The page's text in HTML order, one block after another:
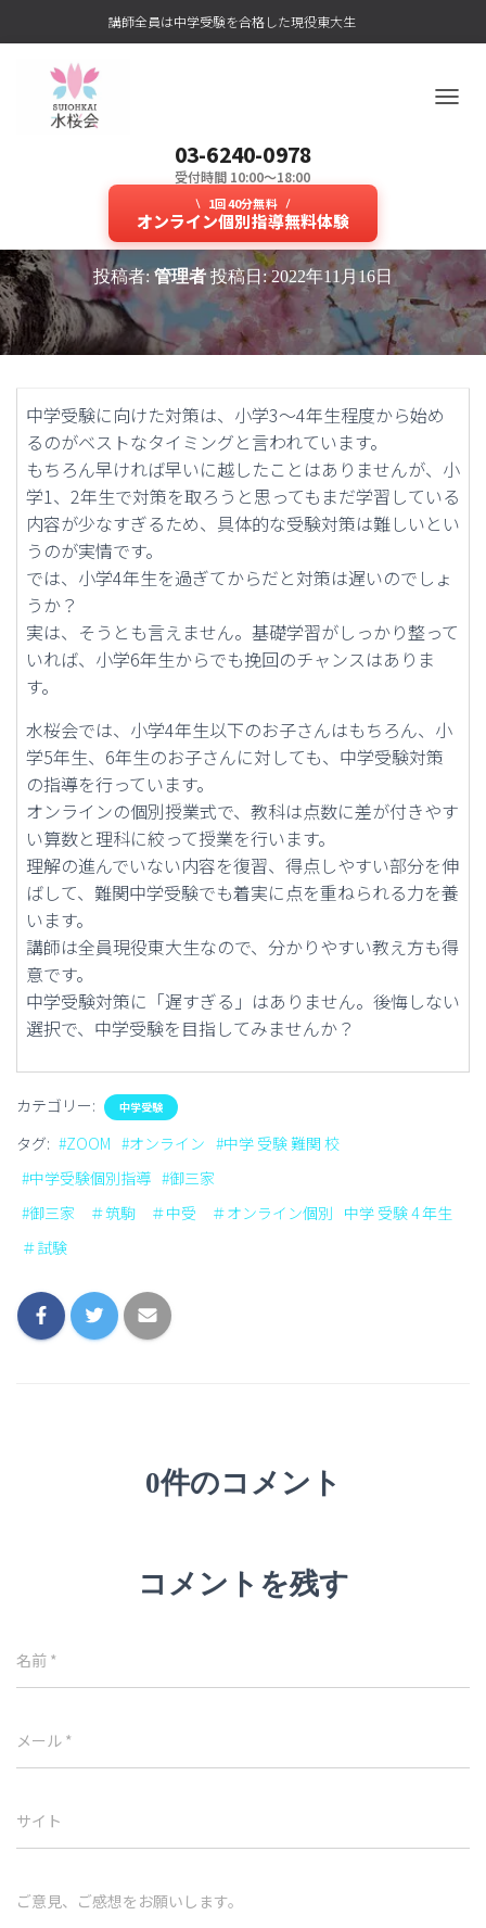
講師全員は中学受験を合格した現役東大生
03-6240-0978
受付時間 10:00～18:00
1回40分無料
オンライン個別指導無料体験
を
切
り
替
え
4年生からでは遅い？中学受験対策
に後悔しない個別指導塾！
投稿者:管理者投稿日:2022年11月16日
中学受験に向けた対策は、小学3～4年生程度から始め
るのがベストなタイミングと言われています。
もちろん早ければ早いに越したことはありませんが、小
学1、2年生で対策を取ろうと思ってもまだ学習している
内容が少なすぎるため、具体的な受験対策は難しいとい
うのが実情です。
では、小学4年生を過ぎてからだと対策は遅いのでしょ
うか？
実は、そうとも言えません。基礎学習がしっかり整って
いれば、小学6年生からでも挽回のチャンスはありま
す。
水桜会では、小学4年生以下のお子さんはもちろん、小
学5年生、6年生のお子さんに対しても、中学受験対策
の指導を行っています。
オンラインの個別授業式で、教科は点数に差が付きやす
い算数と理科に絞って授業を行います。
理解の進んでいない内容を復習、得点しやすい部分を伸
ばして、難関中学受験でも着実に点を重ねられる力を養
います。
講師は全員現役東大生なので、分かりやすい教え方も得
意です。
中学受験対策に「遅すぎる」はありません。後悔しない
選択で、中学受験を目指してみませんか？
カテゴリー: 中学受験
タグ: #ZOOM #オンライン #中学 受験 難関 校
#中学受験個別指導 #御三家
#御三家 ＃筑駒 ＃中受 ＃オンライン個別 中学 受験 4 年生
＃試験
0件のコメント
コメントを残す
名前 *
メール *
サイト
ご意見、ご感想をお願いします。